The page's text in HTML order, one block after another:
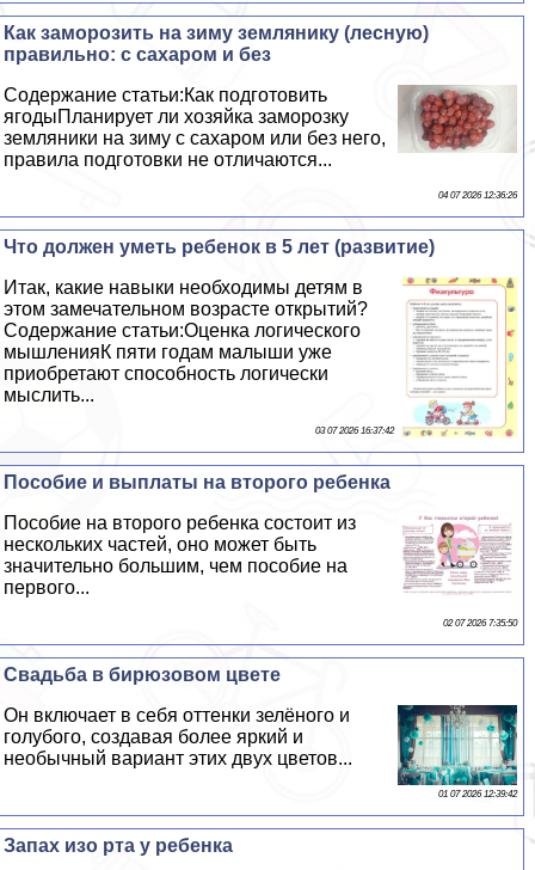
Как заморозить на зиму землянику (лесную)
правильно: с сахаром и без
Содержание статьи:Как подготовить
ягодыПланирует ли хозяйка заморозку
земляники на зиму с сахаром или без него,
правила подготовки не отличаются...
04 07 2026 12:36:26
Что должен уметь ребенок в 5 лет (развитие)
Итак, какие навыки необходимы детям в
этом замечательном возрасте открытий?
Содержание статьи:Оценка логического
мышленияК пяти годам малыши уже
приобретают способность логически
мыслить...
03 07 2026 16:37:42
Пособие и выплаты на второго ребенка
Пособие на второго ребенка состоит из
нескольких частей, оно может быть
значительно большим, чем пособие на
первого...
02 07 2026 7:35:50
Свадьба в бирюзовом цвете
Он включает в себя оттенки зелёного и
гoлyбого, создавая более яркий и
необычный вариант этих двух цветов...
01 07 2026 12:39:42
Запах изо рта у ребенка